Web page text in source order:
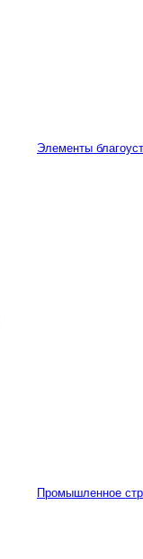
Элементы
Промышленное